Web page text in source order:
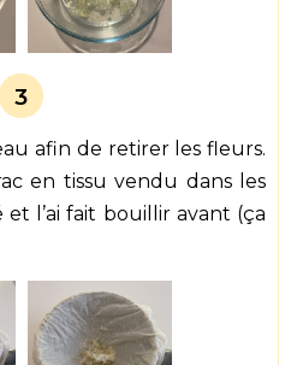
3
afin de retirer les fleurs.
en tissu vendu dans les
et l’ai fait bouillir avant (ça